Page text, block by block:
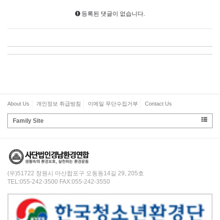
등록된 댓글이 없습니다.
About Us 개인정보 취급방침 이메일 무단수집거부 Contact Us
Family Site
(우)51722 창원시 마산합포구 오동동14길 29, 205호
TEL:055-242-3500 FAX:055-242-3550